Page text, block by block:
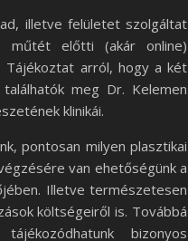
illetve felületet szolgáltat
műtét előtti (akár online)
Tájékoztat arról, hogy a két
meg Dr. Kelemen
klinikái.
pontosan milyen plasztikai
van ehetőségünk a
Illetve természetesen
költségeiről is. Továbbá
bizonyos